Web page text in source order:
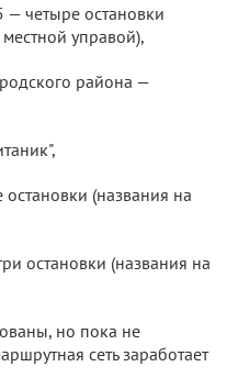
четыре остановки
местной управой),
района —
(названия на
остановки (названия на
но пока не
сеть заработает